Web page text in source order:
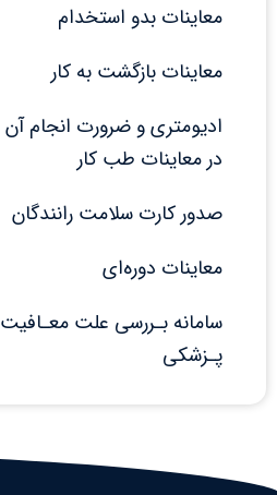
معاینات بدو استخدام
معاینات بازگشت به کار
ادیومتری و ضرورت انجام آن
در معاینات طب کار
صدور کارت سلامت رانندگان
معاینات دوره‌ای
سامانه بـررسی علت معـافیت
پـزشکی